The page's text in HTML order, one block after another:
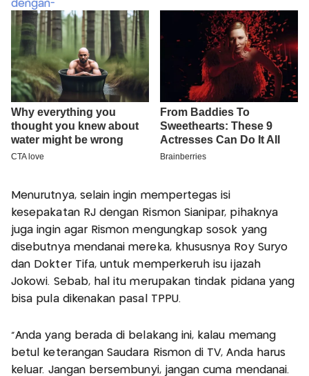
Menurutnya, selain ingin mempertegas isi
kesepakatan RJ dengan Rismon Sianipar, pihaknya
juga ingin agar Rismon mengungkap sosok yang
disebutnya mendanai mereka, khususnya Roy Suryo
dan Dokter Tifa, untuk memperkeruh isu ijazah
Jokowi. Sebab, hal itu merupakan tindak pidana yang
bisa pula dikenakan pasal TPPU.
"Anda yang berada di belakang ini, kalau memang
betul keterangan Saudara Rismon di TV, Anda harus
keluar. Jangan bersembunyi, jangan cuma mendanai.